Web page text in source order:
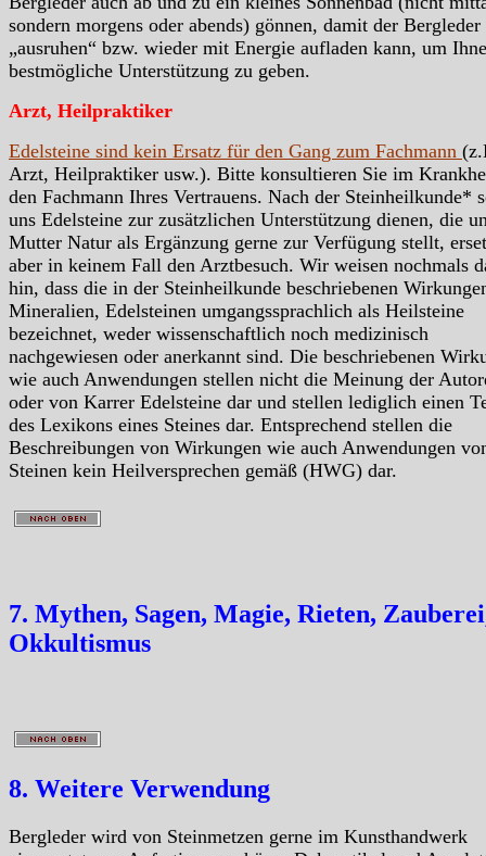
sondern morgens oder abends) gönnen, damit der Bergleder
„ausruhen“ bzw. wieder mit Energie aufladen kann, um
bestmögliche Unterstützung zu geben.
Arzt, Heilpraktiker
Edelsteine sind kein Ersatz für den Gang zum Fachmann
Arzt, Heilpraktiker usw.). Bitte konsultieren Sie im
den Fachmann Ihres Vertrauens. Nach der Steinheilkunde*
uns Edelsteine zur zusätzlichen Unterstützung dienen, die
Mutter Natur als Ergänzung gerne zur Verfügung stellt,
aber in keinem Fall den Arztbesuch. Wir weisen nochmals
hin, dass die in der Steinheilkunde beschriebenen
Mineralien, Edelsteinen umgangssprachlich als Heilsteine
bezeichnet, weder wissenschaftlich noch medizinisch
nachgewiesen oder anerkannt sind. Die beschriebenen
wie auch Anwendungen stellen nicht die Meinung der
oder von Karrer Edelsteine dar und stellen lediglich einen
des Lexikons eines Steines dar. Entsprechend stellen die
Beschreibungen von Wirkungen wie auch Anwendungen
Steinen kein Heilversprechen gemäß (HWG) dar.
7. Mythen, Sagen, Magie, Rieten,
Okkultismus
8. Weitere Verwendung
Bergleder wird von Steinmetzen gerne im Kunsthandwerk